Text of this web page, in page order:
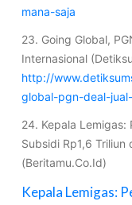
mana-saja
23. Going Global,
Internasional
http://
global-pgn-deal-
24. Kepala
Subsidi Rp1,6 Triliun
(Beritamu.Co.Id)
Kepala Lemigas: